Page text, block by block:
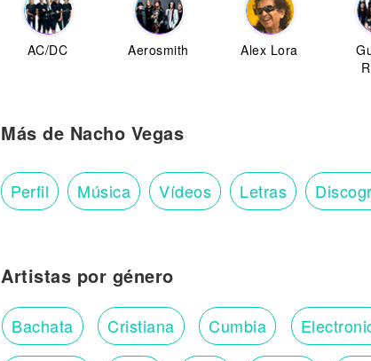
AC/DC Aerosmith Alex Lora
Más de Nacho Vegas
Perfil Música Vídeos Letras
Artistas por género
Bachata Cristiana Cumbia